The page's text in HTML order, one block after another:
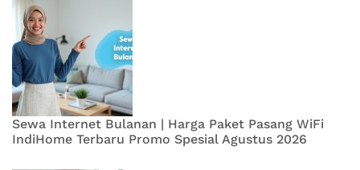
Sewa Internet Bulanan | Harga Paket Pasang WiFi
IndiHome Terbaru Promo Spesial Agustus 2026